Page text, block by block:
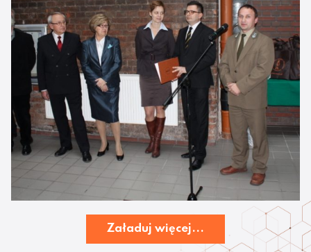
Załaduj więcej...